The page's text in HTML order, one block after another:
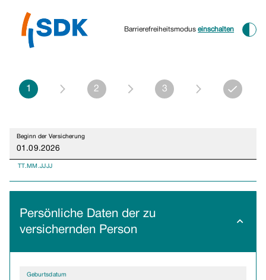
Barrierefreiheitsmodus einschalten
1 2 3
Beginn der Versicherung
TT.MM.JJJJ
Persönliche Daten der zu
versichernden Person
Geburtsdatum